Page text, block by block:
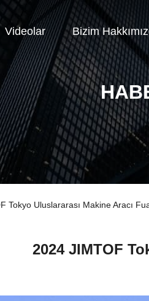
Videolar Bizim
Tokyo Uluslararası Makine Aracı
2024 JIMTOF